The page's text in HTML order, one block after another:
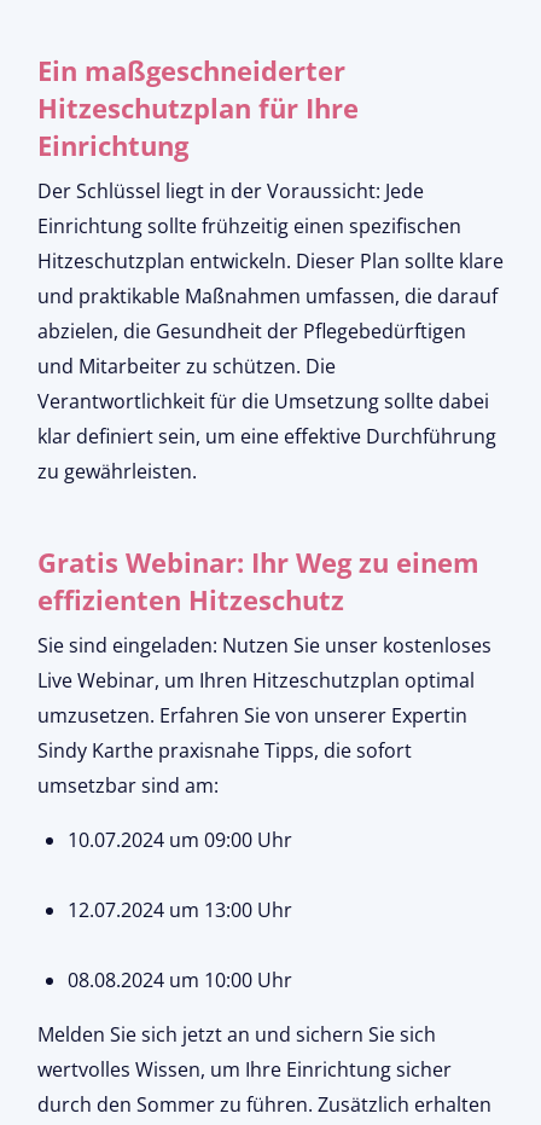
Ein maßgeschneiderter
Hitzeschutzplan für Ihre
Einrichtung
Der Schlüssel liegt in der Voraussicht: Jede
Einrichtung sollte frühzeitig einen spezifischen
Hitzeschutzplan entwickeln. Dieser Plan sollte klare
und praktikable Maßnahmen umfassen, die darauf
abzielen, die Gesundheit der Pflegebedürftigen
und Mitarbeiter zu schützen. Die
Verantwortlichkeit für die Umsetzung sollte dabei
klar definiert sein, um eine effektive Durchführung
zu gewährleisten.
Gratis Webinar: Ihr Weg zu einem
effizienten Hitzeschutz
Sie sind eingeladen: Nutzen Sie unser kostenloses
Live Webinar, um Ihren Hitzeschutzplan optimal
umzusetzen. Erfahren Sie von unserer Expertin
Sindy Karthe praxisnahe Tipps, die sofort
umsetzbar sind am:
10.07.2024 um 09:00 Uhr
12.07.2024 um 13:00 Uhr
08.08.2024 um 10:00 Uhr
Melden Sie sich jetzt an und sichern Sie sich
wertvolles Wissen, um Ihre Einrichtung sicher
durch den Sommer zu führen. Zusätzlich erhalten